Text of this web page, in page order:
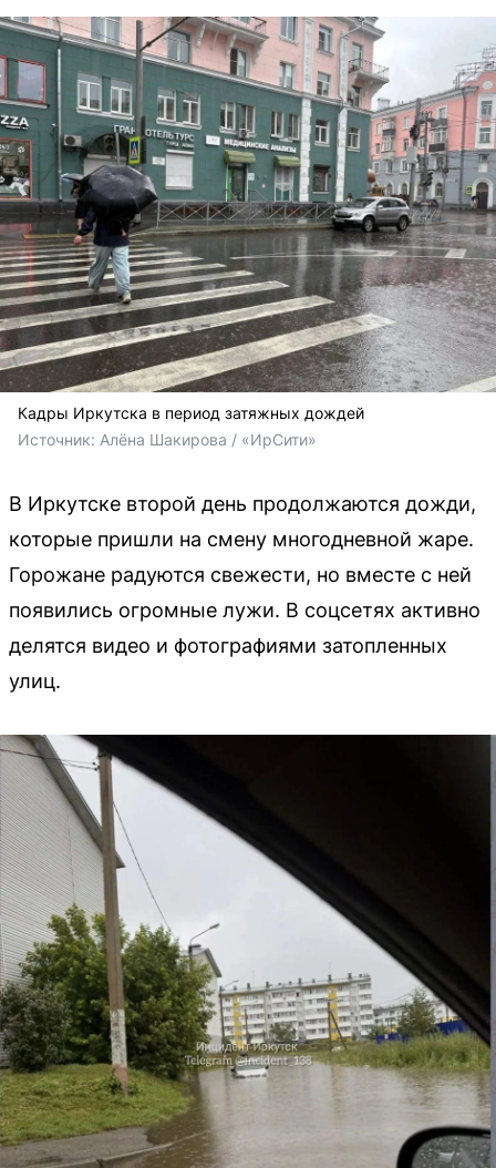
Кадры Иркутска в период затяжных дождей
Источник: Алёна Шакирова / «ИрСити»
В Иркутске второй день продолжаются дожди,
которые пришли на смену многодневной жаре.
Горожане радуются свежести, но вместе с ней
появились огромные лужи. В соцсетях активно
делятся видео и фотографиями затопленных
улиц.